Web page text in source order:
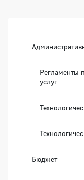
Регламенты
услуг
Бюджет